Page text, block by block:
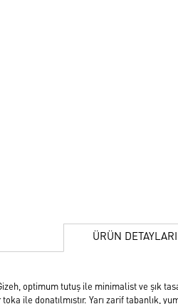
ÜRÜN DETAYLARI
optimum tutuş ile minimalist ve şık
ile donatılmıştır. Yarı zarif tabanlık,